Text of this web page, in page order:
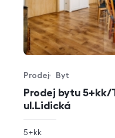
Prodej bytu 5+kk/
ul.Lidická
Typ nabídky
Prodej
Typ nemovitosti
Byt
rozměry
5+kk